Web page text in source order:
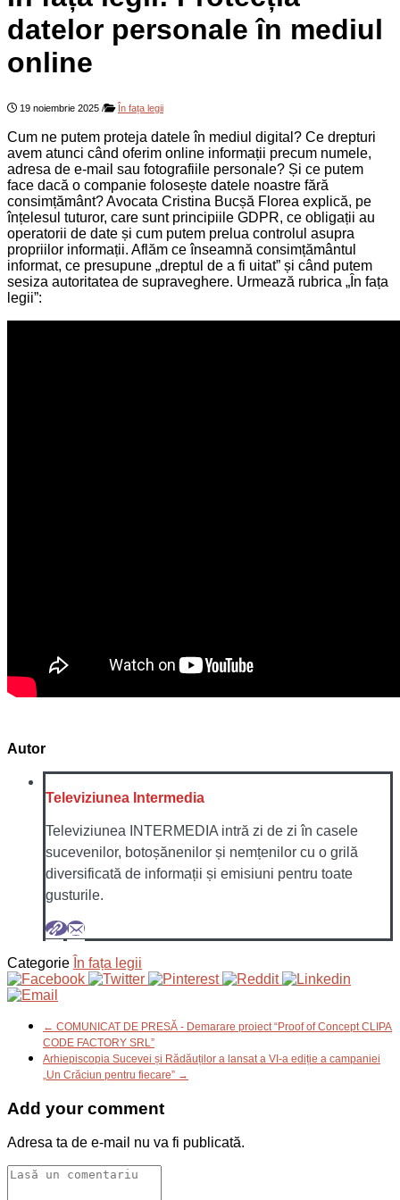
datelor personale în mediul
online
19 noiembrie 2025 / În fața legii
Cum ne putem proteja datele în mediul digital? Ce drepturi
avem atunci când oferim online informații precum numele,
adresa de e-mail sau fotografiile personale? Și ce putem
face dacă o companie folosește datele noastre fără
consimțământ? Avocata Cristina Bucșă Florea explică, pe
înțelesul tuturor, care sunt principiile GDPR, ce obligații au
operatorii de date și cum putem prelua controlul asupra
propriilor informații. Aflăm ce înseamnă consimțământul
informat, ce presupune „dreptul de a fi uitat” și când putem
sesiza autoritatea de supraveghere. Urmează rubrica „În fața
legii”:
Autor
Televiziunea Intermedia
Televiziunea INTERMEDIA intră zi de zi în casele
sucevenilor, botoșănenilor și nemțenilor cu o grilă
diversificată de informații și emisiuni pentru toate
gusturile.
Categorie În fața legii
← COMUNICAT DE PRESĂ - Demarare proiect “Proof of Concept CLIPA
CODE FACTORY SRL”
Arhiepiscopia Sucevei și Rădăuților a lansat a VI-a ediție a campaniei
„Un Crăciun pentru fiecare” →
Add your comment
Adresa ta de e-mail nu va fi publicată.